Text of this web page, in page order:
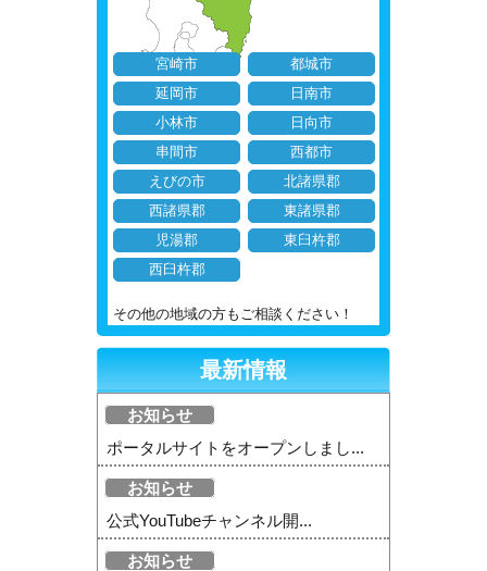
宮崎市
都城市
延岡市
日南市
小林市
日向市
串間市
西都市
えびの市
北諸県郡
西諸県郡
東諸県郡
児湯郡
東臼杵郡
西臼杵郡
その他の地域の方もご相談ください！
最新情報
お知らせ
ポータルサイトをオープンしまし...
お知らせ
公式YouTubeチャンネル開...
お知らせ